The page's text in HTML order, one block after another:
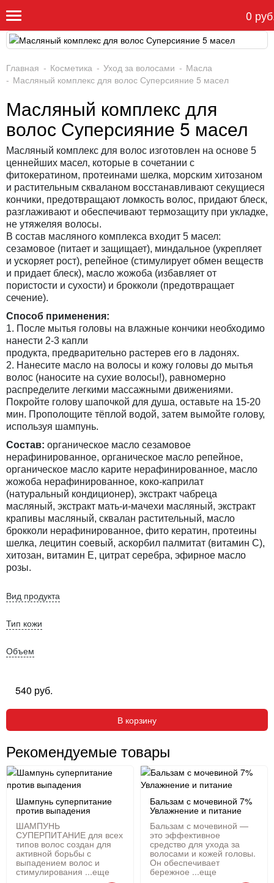
0
Главная Косметика Уход за волосами
Масла
Масляный комплекс для волос Суперсияние 5 масел
Масляный комплекс для
волос Суперсияние 5 масел
Масляный комплекс для волос изго­товлен на основе 5
ценней­ших масел, которые в сочета­нии с
фитокератином, проте­инами шелка, морским хито­заном
и растительным сква­ланом восстанавливают секущиеся
кончики, предот­вращают ломкость волос, придают блеск,
разглажива­ют и обеспечивают термоза­щиту при укладке,
не утяже­ляя волосы.
В состав масляного комплекса входит 5 масел:
сезамовое (питает и защищает), миндальное (укрепляет
и ускоряет рост), репейное (стимулирует обмен веществ
и придает блеск), масло жожоба (избавляет от
пористости и сухости) и брокколи (предотвращает
сечение).
Способ применения:
1. После мытья головы на влажные кончики необходимо
нанести 2-3 капли
продукта, предварительно растерев его в ладонях.
2. Нанесите масло на волосы и кожу головы до мытья
волос (наносите на сухие волосы!), равномерно
распределите легкими массажными движениями.
Покройте голову шапочкой для душа, оставьте на 15-20
мин. Прополощите тёплой водой, затем вымойте голову,
используя шампунь.
Состав: органическое масло сезамовое
нерафинированное, органическое масло репейное,
органическое масло карите нерафинированное, масло
жожоба нерафинированное, коко-каприлат
(натуральный кондиционер), экстракт чабреца
масляный, экстракт мать-и-мачехи масляный, экстракт
крапивы масляный, сквалан растительный, масло
брокколи нерафинированное, фито кератин, протеины
шелка, лецитин соевый, аскорбил палмитат (витамин С),
хитозан, витамин Е, цитрат серебра, эфирное масло
розы.
Вид продукта
Тип кожи
Объем
540 руб.
В корзину
Рекомендуемые товары
Шампунь суперпитание
против выпадения
ШАМПУНЬ
СУПЕРПИТАНИЕ для всех
типов волос создан для
активной борьбы с
выпадением волос и
стимулирования ...еще
Бальзам с мочевиной 7%
Увлажнение и питание
Бальзам с мочевиной —
это эффективное
средство для ухода за
волосами и кожей головы.
Он обеспечивает
бережное ...еще